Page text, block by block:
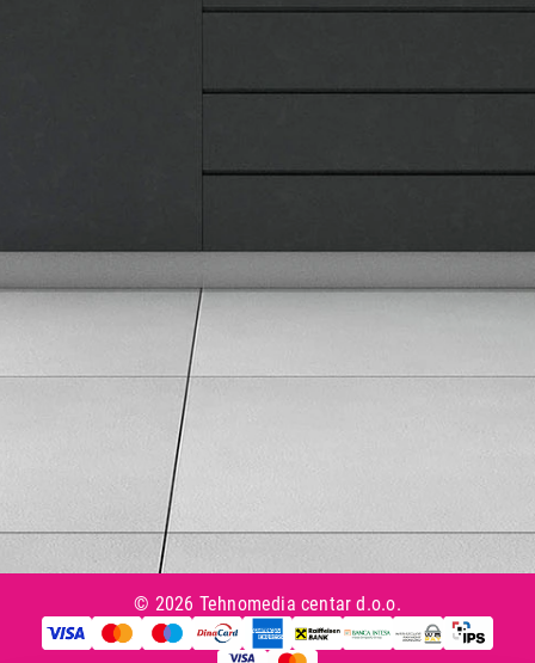
Korisnički servis
Reklamacije i servis
Pratite nas na društvenim mrežama
© 2026 Tehnomedia centar d.o.o.